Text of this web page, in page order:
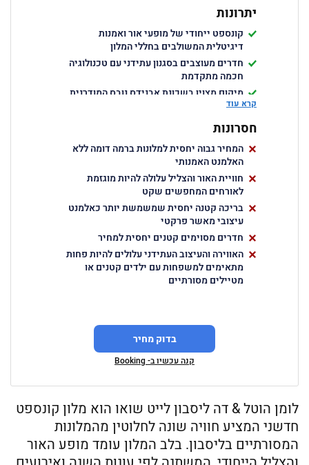
יתרונות
קונספט ייחודי של מופעי אור ואמנות
דיגיטלית המשולבים בחללי המלון
חדרים מעוצבים בסגנון עתידני עם טכנולוגיה
חכמה מתקדמת
מיקום מצוין בשכונת אבנידס נובס המודרנית
והתוססת
מסעדת שף יצירתית המשלבת גסטרונומיה
עם חוויות חושיות
בר גג אקסקלוסיבי עם מופעי אור לילי
וקוקטיילים ייחודיים
קרא עוד
חסרונות
המחיר גבוה יחסית למלונות ברמה דומה ללא
האלמנט האמנותי
חוויית האור והצליל עלולה להיות מוגזמת
לאורחים המחפשים שקט
בריכה קטנה יחסית שמשמשת יותר כאלמנט
עיצובי מאשר פרקטי
חדרים מסוימים קטנים יחסית למחיר
האווירה והעיצוב העתידני עלולים להיות פחות
מתאימים למשפחות עם ילדים קטנים או
מטיילים מסורתיים
בדוק מחיר
קנה עכשיו ב- Booking
לומן הוטל & דה ליסבון לייט שואו הוא מלון קונספט
חדשני המציע חוויה שונה לחלוטין מהמלונות
המסורתיים בליסבון. בלב המלון עומד מופע האור